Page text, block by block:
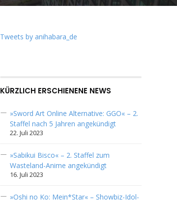
Tweets by anihabara_de
KÜRZLICH ERSCHIENENE NEWS
»Sword Art Online Alternative: GGO« – 2.
Staffel nach 5 Jahren angekündigt
22. Juli 2023
»Sabikui Bisco« – 2. Staffel zum
Wasteland-Anime angekündigt
16. Juli 2023
»Oshi no Ko: Mein*Star« – Showbiz-Idol-